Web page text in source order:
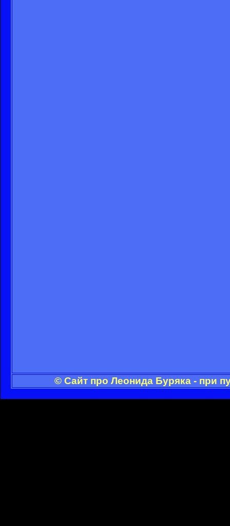
© Сайт про Леонида Буряка - при